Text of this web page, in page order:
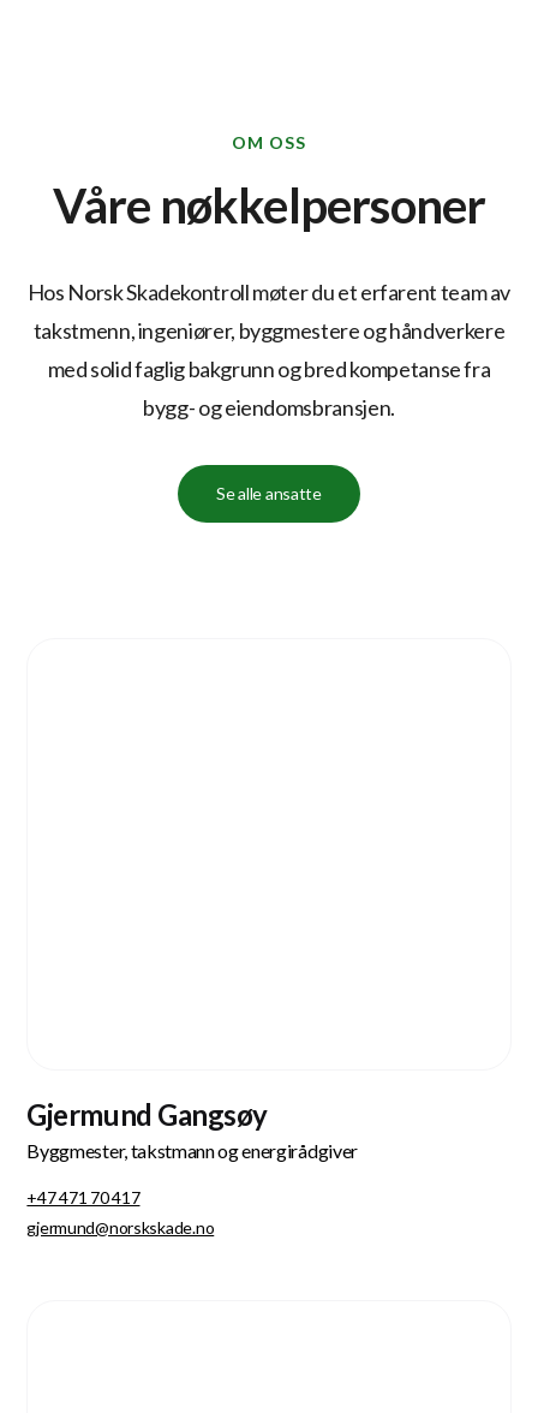
OM OSS
Våre nøkkelpersoner
Hos Norsk Skadekontroll møter du et erfarent team av
takstmenn, ingeniører, byggmestere og håndverkere
med solid faglig bakgrunn og bred kompetanse fra
bygg- og eiendomsbransjen.
Se alle ansatte
Gjermund Gangsøy
Byggmester, takstmann og energirådgiver
+47 471 70 417
gjermund@norskskade.no